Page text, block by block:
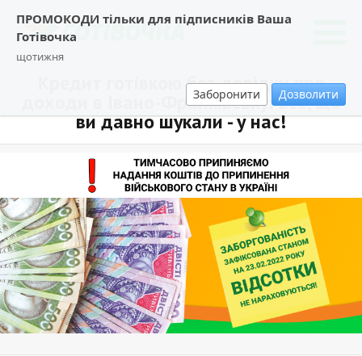
ПРОМОКОДИ тільки для підписників Ваша
Готівочка
щотижня
Заборонити Дозволити
Кредит готівкою без довідки про
доходи в Івано-Франківську: все, що
ви давно шукали - у нас!